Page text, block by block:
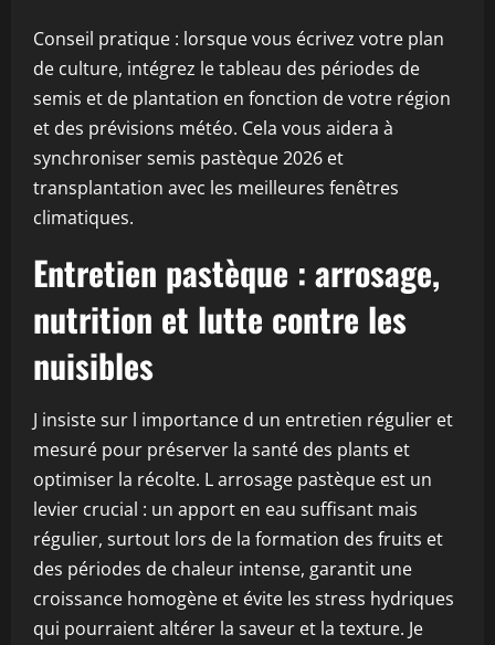
Conseil pratique : lorsque vous écrivez votre plan
de culture, intégrez le tableau des périodes de
semis et de plantation en fonction de votre région
et des prévisions météo. Cela vous aidera à
synchroniser semis pastèque 2026 et
transplantation avec les meilleures fenêtres
climatiques.
Entretien pastèque : arrosage,
nutrition et lutte contre les
nuisibles
J insiste sur l importance d un entretien régulier et
mesuré pour préserver la santé des plants et
optimiser la récolte. L arrosage pastèque est un
levier crucial : un apport en eau suffisant mais
régulier, surtout lors de la formation des fruits et
des périodes de chaleur intense, garantit une
croissance homogène et évite les stress hydriques
qui pourraient altérer la saveur et la texture. Je